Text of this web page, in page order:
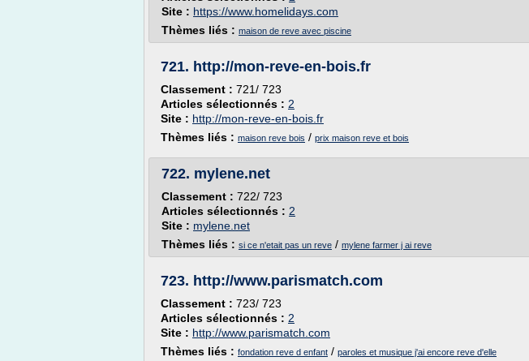
Site : https://www.homelidays.com
Thèmes liés : maison de reve avec piscine
721. http://mon-reve-en-bois.fr
Classement : 721/ 723
Articles sélectionnés : 2
Site : http://mon-reve-en-bois.fr
Thèmes liés : maison reve bois / prix maison reve et bois
722. mylene.net
Classement : 722/ 723
Articles sélectionnés : 2
Site : mylene.net
Thèmes liés : si ce n'etait pas un reve / mylene farmer j ai reve
723. http://www.parismatch.com
Classement : 723/ 723
Articles sélectionnés : 2
Site : http://www.parismatch.com
Thèmes liés : fondation reve d enfant / paroles et musique j'ai encore reve d'elle